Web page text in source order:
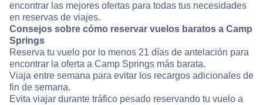
encontrar las mejores ofertas para todas tus necesidades
en reservas de viajes.
Consejos sobre cómo reservar vuelos baratos a Camp
Springs
Reserva tu vuelo por lo menos 21 días de antelación para
encontrar la oferta a Camp Springs más barata.
Viaja entre semana para evitar los recargos adicionales de
fin de semana.
Evita viajar durante tráfico pesado reservando tu vuelo a